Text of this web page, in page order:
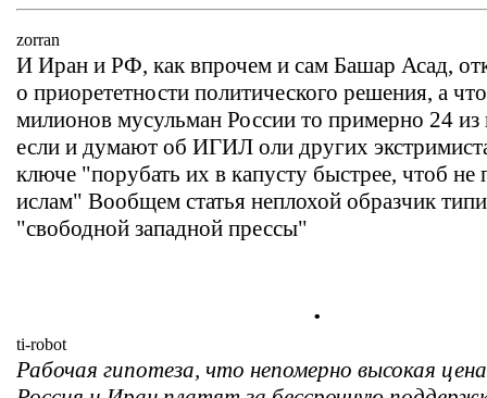
zorran
И Иран и РФ, как впрочем и сам Башар Асад,
о приорететности политического решения, а
милионов мусульман России то примерно 24 из
если и думают об ИГИЛ оли других
ключе "порубать их в капусту быстрее, чтоб не
ислам" Вообщем статья неплохой образчик
"свободной западной прессы"
.
ti-robot
Рабочая гипотеза, что непомерно высокая